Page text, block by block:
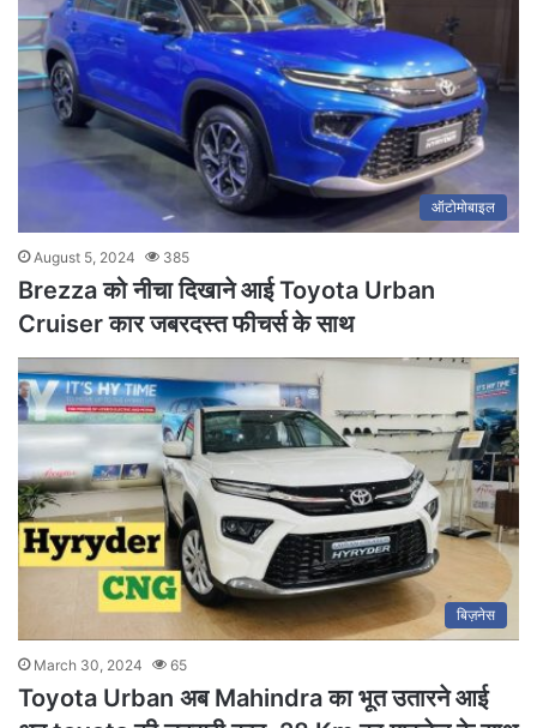
ऑटोमोबाइल
August 5, 2024 385
Brezza को नीचा दिखाने आई Toyota Urban
Cruiser कार जबरदस्त फीचर्स के साथ
बिज़नेस
March 30, 2024 65
Toyota Urban अब Mahindra का भूत उतारने आई